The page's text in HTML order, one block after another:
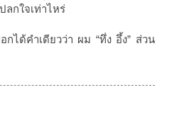
ลกใจเท่าไหร่
ได้คำเดียวว่า ผม “ทึ่ง อึ้ง” ส่วน